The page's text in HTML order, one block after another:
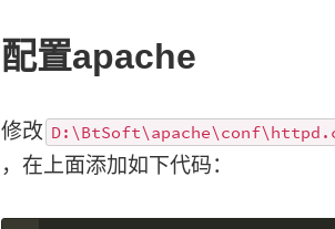
配置apache
修改
，在上面添加如下代码：